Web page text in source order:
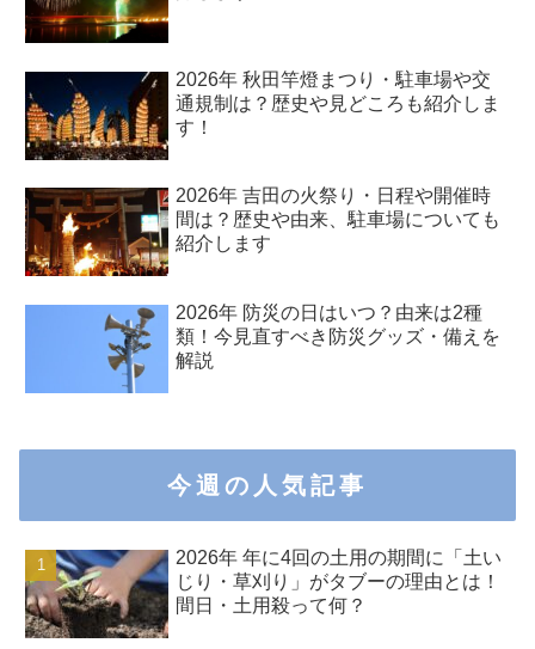
2026年 秋田竿燈まつり・駐車場や交
通規制は？歴史や見どころも紹介しま
す！
2026年 吉田の火祭り・日程や開催時
間は？歴史や由来、駐車場についても
紹介します
2026年 防災の日はいつ？由来は2種
類！今見直すべき防災グッズ・備えを
解説
今週の人気記事
2026年 年に4回の土用の期間に「土い
じり・草刈り」がタブーの理由とは！
間日・土用殺って何？